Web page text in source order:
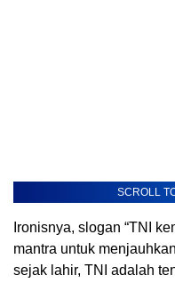
SCROLL
Ironisnya, slogan “TNI
mantra untuk
sejak lahir, TNI adalah